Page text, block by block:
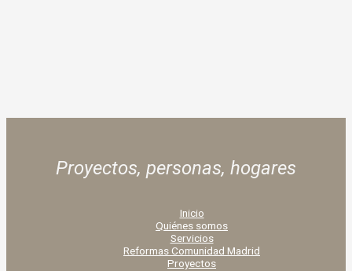
Proyectos, personas, hogares
Inicio
Quiénes somos
Servicios
Reformas Comunidad Madrid
Proyectos